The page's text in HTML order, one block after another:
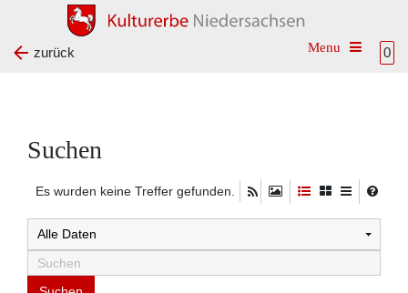
0
Toggle
zurück
Suchen
Es wurden keine Treffer gefunden.